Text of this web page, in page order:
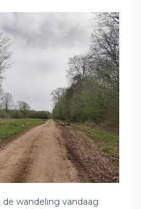
wandeling vandaag